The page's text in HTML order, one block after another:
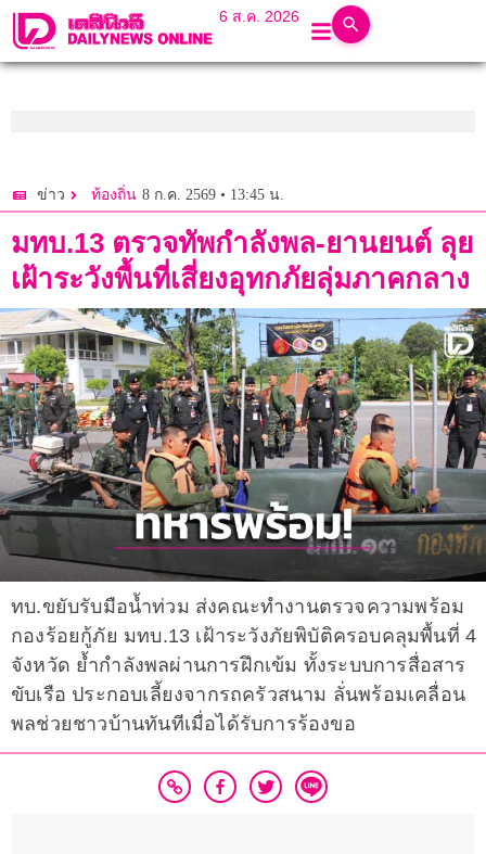
6 ส.ค. 2026
ข่าว ท้องถิ่น 8 ก.ค. 2569 • 13:45 น.
มทบ.13 ตรวจทัพกำลังพล-ยานยนต์ ลุย
เฝ้าระวังพื้นที่เสี่ยงอุทกภัยลุ่มภาคกลาง
ทบ.ขยับรับมือน้ำท่วม ส่งคณะทำงานตรวจความพร้อม
กองร้อยกู้ภัย มทบ.13 เฝ้าระวังภัยพิบัติครอบคลุมพื้นที่ 4
จังหวัด ย้ำกำลังพลผ่านการฝึกเข้ม ทั้งระบบการสื่อสาร
ขับเรือ ประกอบเลี้ยงจากรถครัวสนาม ลั่นพร้อมเคลื่อน
พลช่วยชาวบ้านทันทีเมื่อได้รับการร้องขอ